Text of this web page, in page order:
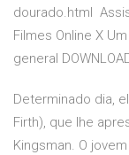
dourado.html
Filmes Online X
general
Determinado dia,
Firth), que lhe
Kingsman. O